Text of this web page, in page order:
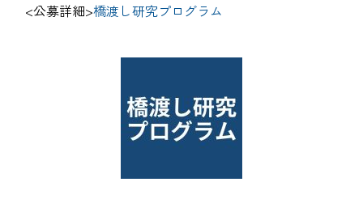
<公募詳細>橋渡し研究プログラム